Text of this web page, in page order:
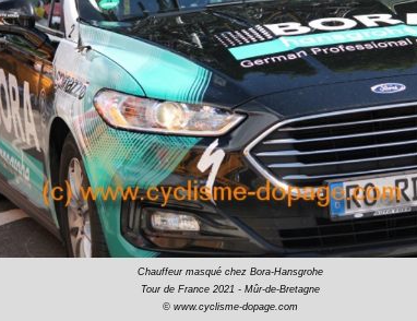
Chauffeur masqué chez Bora-Hansgrohe
Tour de France 2021 - Mûr-de-Bretagne
© www.cyclisme-dopage.com